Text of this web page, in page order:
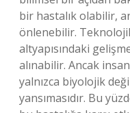
bir hastalık olabilir,
önlenebilir.
altyapısındaki
alınabilir. Ancak
yalnızca biyolojik
yansımasıdır. Bu